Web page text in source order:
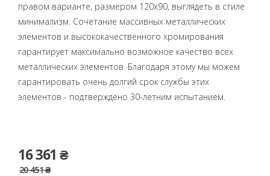
правом варианте, размером 120x90, выглядеть в стиле
минимализм. Сочетание массивных металлических
элементов и высококачественного хромирования
гарантирует максимально возможное качество всех
металлических элементов. Благодаря этому мы можем
гарантировать очень долгий срок службы этих
элементов - подтверждено 30-летним испытанием.
16 361 ₴
20 451 ₴